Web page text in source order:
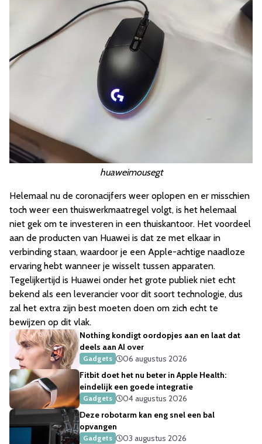
huaweimousegt
Helemaal nu de coronacijfers weer oplopen en er misschien
toch weer een thuiswerkmaatregel volgt, is het helemaal
niet gek om te investeren in een thuiskantoor. Het voordeel
aan de producten van Huawei is dat ze met elkaar in
verbinding staan, waardoor je een Apple-achtige naadloze
ervaring hebt wanneer je wisselt tussen apparaten.
Tegelijkertijd is Huawei onder het grote publiek niet echt
bekend als een leverancier voor dit soort technologie, dus
zal het extra zijn best moeten doen om zich echt te
bewijzen op dit vlak.
Nothing kondigt oordopjes aan en laat dat
deels aan AI over
Gadgets
06 augustus 2026
Fitbit doet het nu beter in Apple Health:
eindelijk een goede integratie
Gadgets
04 augustus 2026
Deze robotarm kan eng snel een bal
opvangen
Gadgets
03 augustus 2026